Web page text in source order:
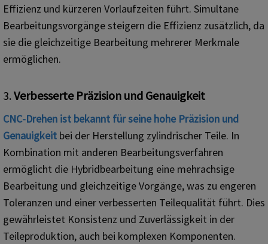
Effizienz und kürzeren Vorlaufzeiten führt. Simultane
Bearbeitungsvorgänge steigern die Effizienz zusätzlich, da
sie die gleichzeitige Bearbeitung mehrerer Merkmale
ermöglichen.
3. Verbesserte Präzision und Genauigkeit
CNC-Drehen ist bekannt für seine hohe Präzision und
Genauigkeit bei der Herstellung zylindrischer Teile. In
Kombination mit anderen Bearbeitungsverfahren
ermöglicht die Hybridbearbeitung eine mehrachsige
Bearbeitung und gleichzeitige Vorgänge, was zu engeren
Toleranzen und einer verbesserten Teilequalität führt. Dies
gewährleistet Konsistenz und Zuverlässigkeit in der
Teileproduktion, auch bei komplexen Komponenten.